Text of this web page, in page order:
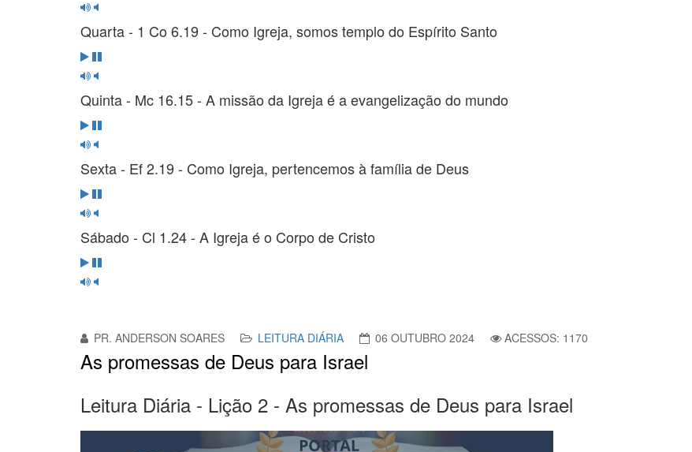
Quarta - 1 Co 6.19 - Como Igreja, somos templo do Espírito Santo
Quinta - Mc 16.15 - A missão da Igreja é a evangelização do mundo
Sexta - Ef 2.19 - Como Igreja, pertencemos à família de Deus
Sábado - Cl 1.24 - A Igreja é o Corpo de Cristo
PR. ANDERSON SOARES LEITURA DIÁRIA 06 OUTUBRO 2024 ACESSOS: 1170
As promessas de Deus para Israel
Leitura Diária - Lição 2 - As promessas de Deus para Israel